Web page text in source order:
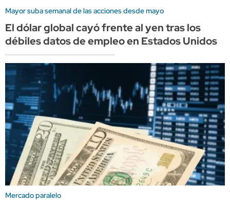
Mayor suba semanal de las acciones desde mayo
El dólar global cayó frente al yen tras los
débiles datos de empleo en Estados Unidos
Mercado paralelo